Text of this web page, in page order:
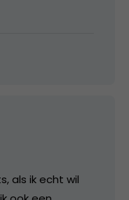
als ik echt wil